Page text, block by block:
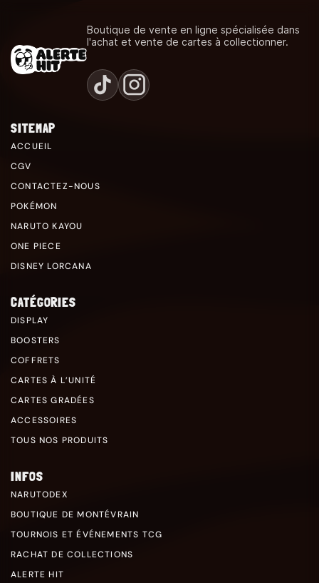
Boutique de vente en ligne spécialisée dans
l'achat et vente de cartes à collectionner.
SITEMAP
ACCUEIL
CGV
CONTACTEZ-NOUS
POKÉMON
NARUTO KAYOU
ONE PIECE
DISNEY LORCANA
CATÉGORIES
DISPLAY
BOOSTERS
COFFRETS
CARTES À L’UNITÉ
CARTES GRADÉES
ACCESSOIRES
TOUS NOS PRODUITS
INFOS
NARUTODEX
BOUTIQUE DE MONTÉVRAIN
TOURNOIS ET ÉVÉNEMENTS TCG
RACHAT DE COLLECTIONS
ALERTE HIT